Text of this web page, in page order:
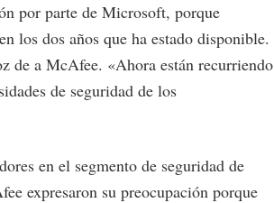
por parte de Microsoft, porque
los dos años que ha estado disponible.
de a McAfee. «Ahora están recurriendo
de seguridad de los
en el segmento de seguridad de
expresaron su preocupación porque